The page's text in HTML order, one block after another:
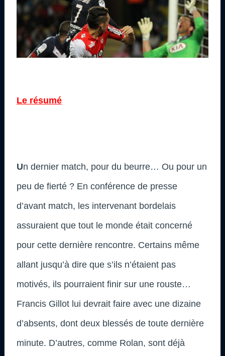
Le résumé
Un dernier match, pour du beurre… Ou pour un
peu de fierté ? En conférence de presse
d’avant match, les intervenant bordelais
assuraient que tout le monde était concerné
pour cette dernière rencontre. Certains même
allant jusqu’à dire que s’ils n’étaient pas
motivés, ils pourraient finir sur une rouste…
Francis Gillot lui devrait faire avec une dizaine
d’absents, dont deux blessés de toute dernière
minute. D’autres, comme Rolan, sont déjà